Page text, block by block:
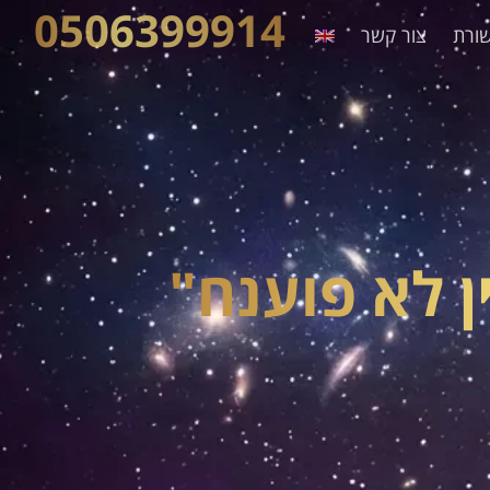
צור קשר 0506399914
לא פוענח"